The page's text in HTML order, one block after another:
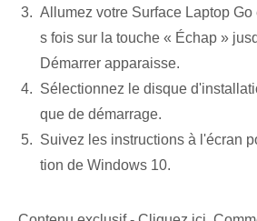
Allumez votre Surface Laptop
s fois sur la touche « Échap »
Démarrer apparaisse.
Sélectionnez le disque
que de démarrage.
Suivez les instructions à l'écran
tion de Windows 10.